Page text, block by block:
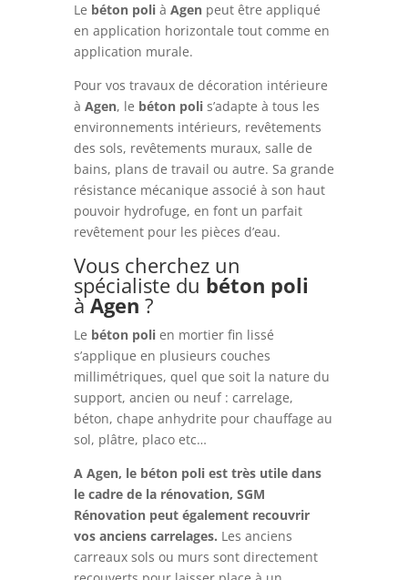
Le béton polià Agenpeut être appliqué
en application horizontale tout comme en
application murale.
Pour vos travaux de décoration intérieure
à Agen, le béton polis’adapte à tous les
environnements intérieurs, revêtements
des sols, revêtements muraux, salle de
bains, plans de travail ou autre. Sa grande
résistance mécanique associé à son haut
pouvoir hydrofuge, en font un parfait
revêtement pour les pièces d’eau.
Vous cherchez un
spécialiste du béton poli
àAgen ?
Le béton polien mortier fin lissé
s’applique en plusieurs couches
millimétriques, quel que soit la nature du
support, ancien ou neuf : carrelage,
béton, chape anhydrite pour chauffage au
sol, plâtre, placo etc…
A Agen, le béton poli est très utile dans
le cadre de la rénovation, SGM
Rénovation peut également recouvrir
vos anciens carrelages. Les anciens
carreaux sols ou murs sont directement